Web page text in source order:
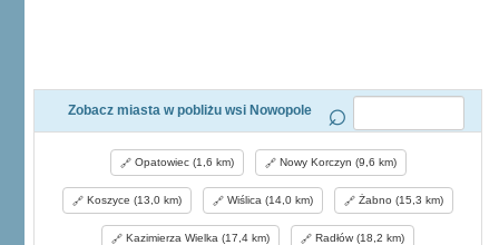
Zobacz miasta w pobliżu wsi Nowopole
Opatowiec (1,6 km) Nowy Korczyn (9,6 km)
Koszyce (13,0 km) Wiślica (14,0 km) Żabno (15,3 km)
Kazimierza Wielka (17,4 km) Radłów (18,2 km)